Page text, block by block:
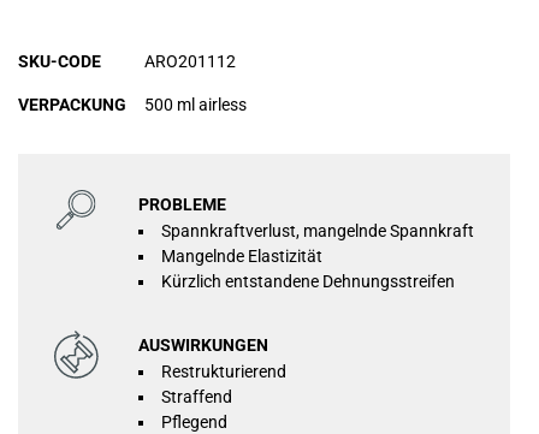
SKU-CODE ARO201112
VERPACKUNG 500 ml airless
PROBLEME
Spannkraftverlust, mangelnde Spannkraft
Mangelnde Elastizität
Kürzlich entstandene Dehnungsstreifen
AUSWIRKUNGEN
Restrukturierend
Straffend
Pflegend